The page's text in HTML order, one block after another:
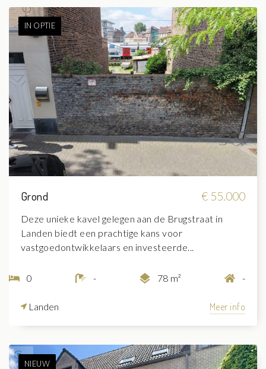
IN OPTIE
Grond € 55.000
Deze unieke kavel gelegen aan de Brugstraat in
Landen biedt een prachtige kans voor
vastgoedontwikkelaars en investeerde...
0 - 78 m² -
Landen Meer info
NIEUW